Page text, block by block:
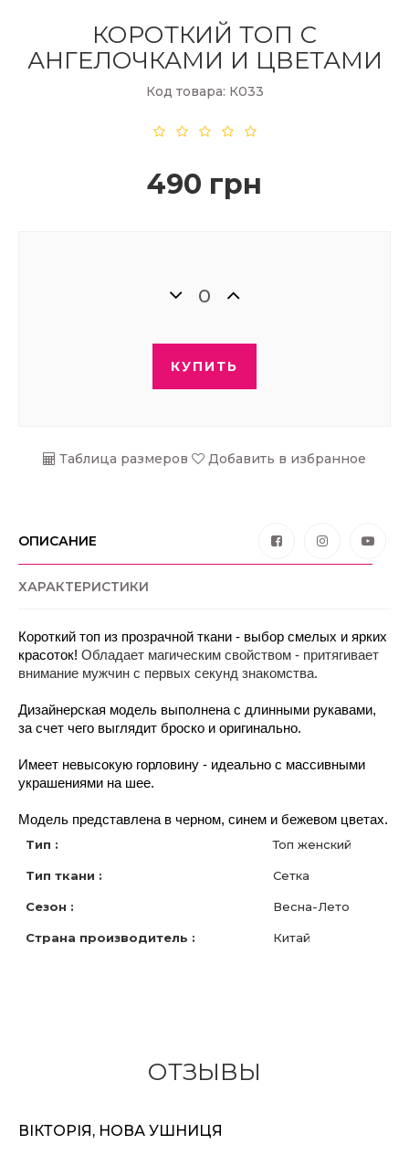
КОРОТКИЙ ТОП С
АНГЕЛОЧКАМИ И ЦВЕТАМИ
Код товара: К033
490 грн
КУПИТЬ
Таблица размеров Добавить в избранное
ОПИСАНИЕ
ХАРАКТЕРИСТИКИ
Короткий топ из прозрачной ткани - выбор смелых и ярких
красоток! Обладает магическим свойством - притягивает
внимание мужчин с первых секунд знакомства.
Дизайнерская модель выполнена с длинными рукавами,
за счет чего выглядит броско и оригинально.
Имеет невысокую горловину - идеально с массивными
украшениями на шее.
Модель представлена в черном, синем и бежевом цветах.
Тип :
Топ женский
Тип ткани : Сетка
Сезон : Весна-Лето
Страна производитель : Китай
ОТЗЫВЫ
ВІКТОРІЯ, НОВА УШНИЦЯ